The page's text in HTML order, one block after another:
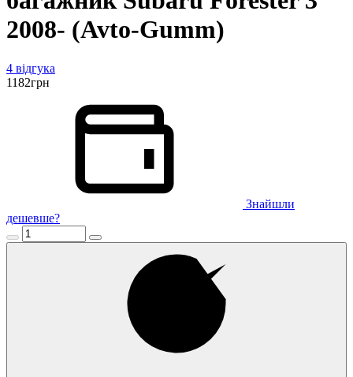
2008- (Avto-Gumm)
4 відгука
1182грн
Знайшли
дешевше?